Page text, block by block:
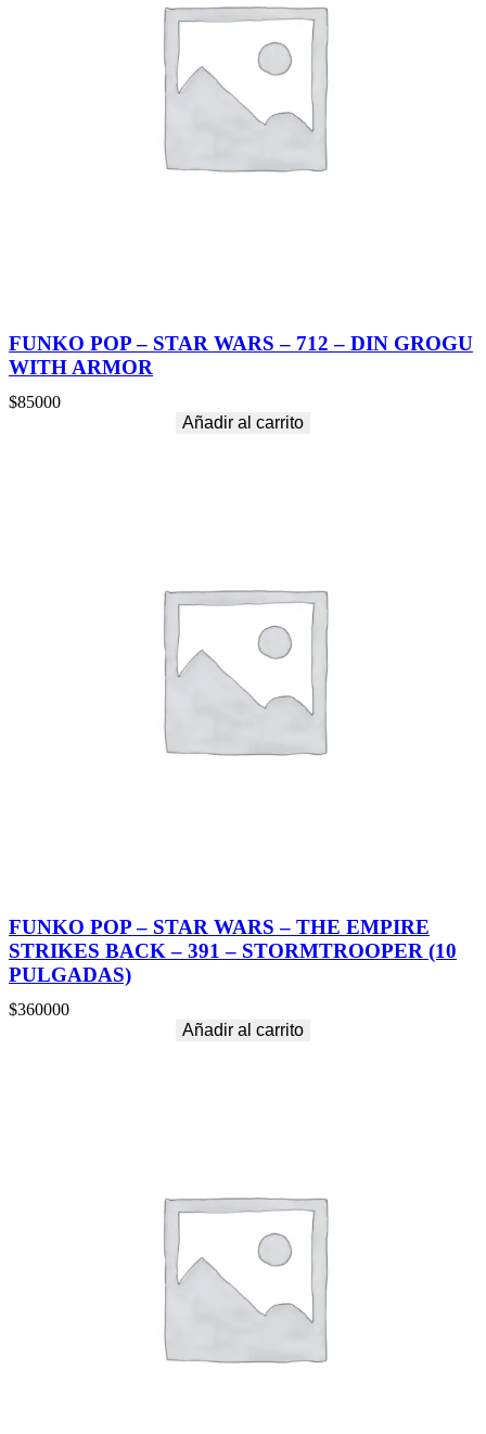
FUNKO POP – STAR WARS – 712 – DIN GROGU
WITH ARMOR
$85000
Añadir al carrito
FUNKO POP – STAR WARS – THE EMPIRE
STRIKES BACK – 391 – STORMTROOPER (10
PULGADAS)
$360000
Añadir al carrito